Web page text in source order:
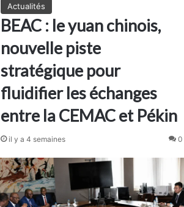
Actualités
BEAC : le yuan chinois,
nouvelle piste
stratégique pour
fluidifier les échanges
entre la CEMAC et Pékin
il y a 4 semaines 0